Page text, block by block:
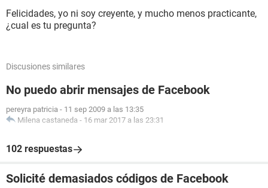
Felicidades, yo ni soy creyente, y mucho menos practicante,
¿cual es tu pregunta?
Discusiones similares
No puedo abrir mensajes de Facebook
pereyra patricia - 11 sep 2009 a las 13:35
Milena castaneda - 16 mar 2017 a las 23:31
102 respuestas
Solicité demasiados códigos de Facebook